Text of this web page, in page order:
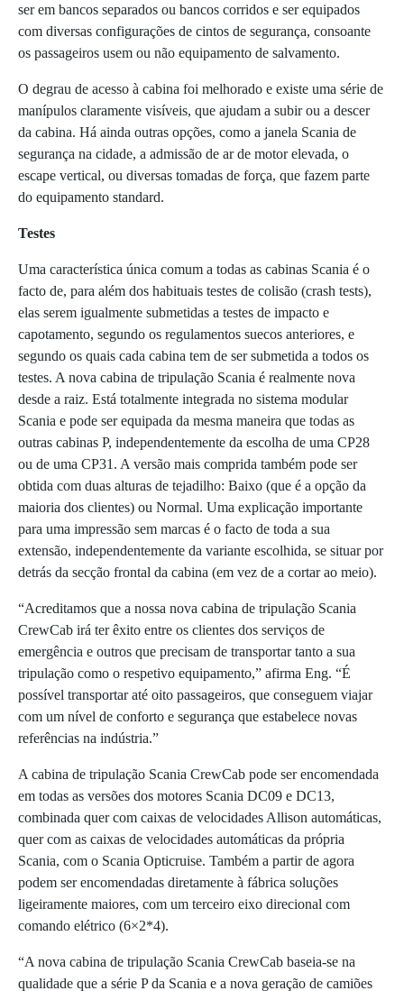
ser em bancos separados ou bancos corridos e ser equipados
com diversas configurações de cintos de segurança, consoante
os passageiros usem ou não equipamento de salvamento.
O degrau de acesso à cabina foi melhorado e existe uma série de
manípulos claramente visíveis, que ajudam a subir ou a descer
da cabina. Há ainda outras opções, como a janela Scania de
segurança na cidade, a admissão de ar de motor elevada, o
escape vertical, ou diversas tomadas de força, que fazem parte
do equipamento standard.
Testes
Uma característica única comum a todas as cabinas Scania é o
facto de, para além dos habituais testes de colisão (crash tests),
elas serem igualmente submetidas a testes de impacto e
capotamento, segundo os regulamentos suecos anteriores, e
segundo os quais cada cabina tem de ser submetida a todos os
testes. A nova cabina de tripulação Scania é realmente nova
desde a raiz. Está totalmente integrada no sistema modular
Scania e pode ser equipada da mesma maneira que todas as
outras cabinas P, independentemente da escolha de uma CP28
ou de uma CP31. A versão mais comprida também pode ser
obtida com duas alturas de tejadilho: Baixo (que é a opção da
maioria dos clientes) ou Normal. Uma explicação importante
para uma impressão sem marcas é o facto de toda a sua
extensão, independentemente da variante escolhida, se situar por
detrás da secção frontal da cabina (em vez de a cortar ao meio).
“Acreditamos que a nossa nova cabina de tripulação Scania
CrewCab irá ter êxito entre os clientes dos serviços de
emergência e outros que precisam de transportar tanto a sua
tripulação como o respetivo equipamento,” afirma Eng. “É
possível transportar até oito passageiros, que conseguem viajar
com um nível de conforto e segurança que estabelece novas
referências na indústria.”
A cabina de tripulação Scania CrewCab pode ser encomendada
em todas as versões dos motores Scania DC09 e DC13,
combinada quer com caixas de velocidades Allison automáticas,
quer com as caixas de velocidades automáticas da própria
Scania, com o Scania Opticruise. Também a partir de agora
podem ser encomendadas diretamente à fábrica soluções
ligeiramente maiores, com um terceiro eixo direcional com
comando elétrico (6×2*4).
“A nova cabina de tripulação Scania CrewCab baseia-se na
qualidade que a série P da Scania e a nova geração de camiões